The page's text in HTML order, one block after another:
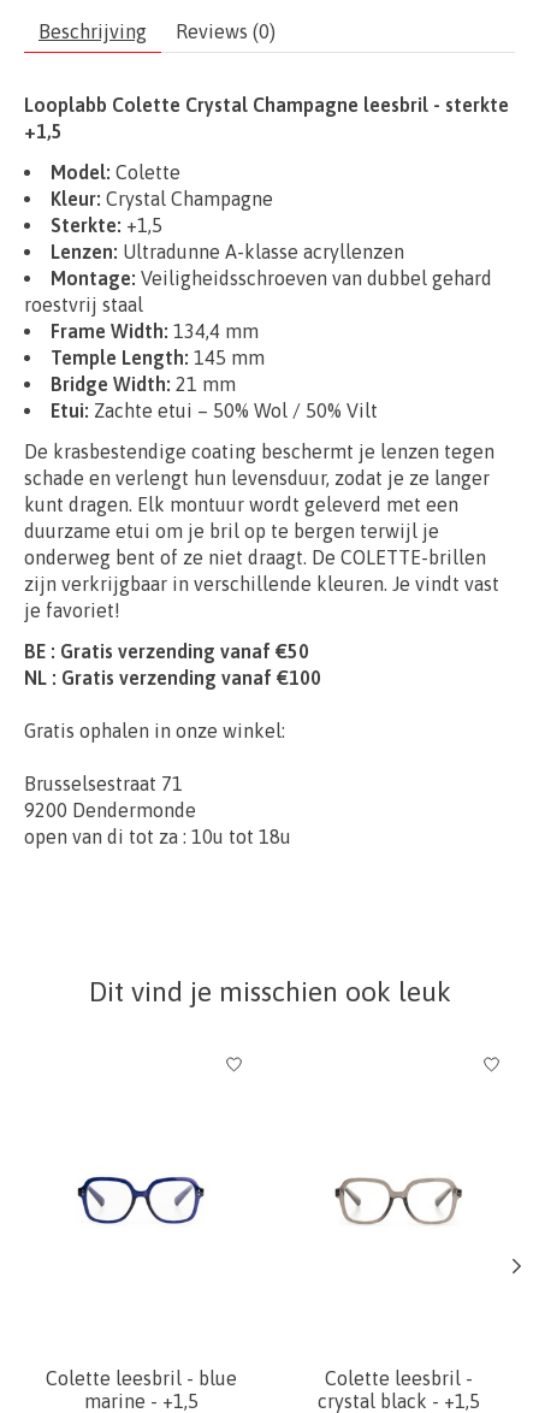
Beschrijving Reviews (0)
Looplabb Colette Crystal Champagne leesbril - sterkte
+1,5
Model: Colette
Kleur: Crystal Champagne
Sterkte: +1,5
Lenzen: Ultradunne A-klasse acryllenzen
Montage: Veiligheidsschroeven van dubbel gehard
roestvrij staal
Frame Width: 134,4 mm
Temple Length: 145 mm
Bridge Width: 21 mm
Etui: Zachte etui – 50% Wol / 50% Vilt
De krasbestendige coating beschermt je lenzen tegen
schade en verlengt hun levensduur, zodat je ze langer
kunt dragen. Elk montuur wordt geleverd met een
duurzame etui om je bril op te bergen terwijl je
onderweg bent of ze niet draagt. De COLETTE-brillen
zijn verkrijgbaar in verschillende kleuren. Je vindt vast
je favoriet!
BE : Gratis verzending vanaf €50
NL : Gratis verzending vanaf €100
Gratis ophalen in onze winkel:
Brusselsestraat 71
9200 Dendermonde
open van di tot za : 10u tot 18u
Dit vind je misschien ook leuk
Items van productcarrousel
Colette leesbril - blue
marine - +1,5
Colette leesbril -
crystal black - +1,5